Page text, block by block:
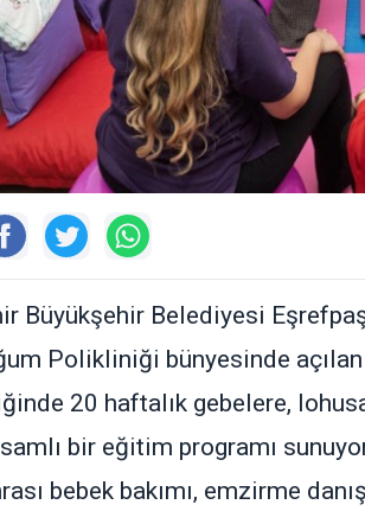
Büyükşehir Belediyesi
Polikliniği bünyesinde
20 haftalık gebelere,
bir eğitim programı
bebek bakımı, emzirme